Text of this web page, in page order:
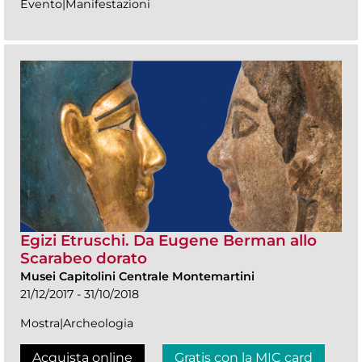
Evento|Manifestazioni
Egizi Etruschi. Da Eugene Berman allo
Scarabeo dorato
Musei Capitolini Centrale Montemartini
21/12/2017 - 31/10/2018
Mostra|Archeologia
Acquista online Gratis con la MIC card